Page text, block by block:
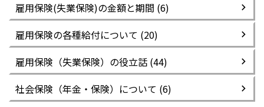
雇用保険(失業保険)の金額と期間 (6)
雇用保険の各種給付について (20)
雇用保険（失業保険）の役立話 (44)
社会保険（年金・保険）について (6)